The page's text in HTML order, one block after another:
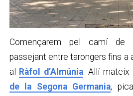
Començarem pel camí de
passejant entre tarongers fins a
al
Ràfol d’Almúnia. Allí mateix
de la Segona Germania,